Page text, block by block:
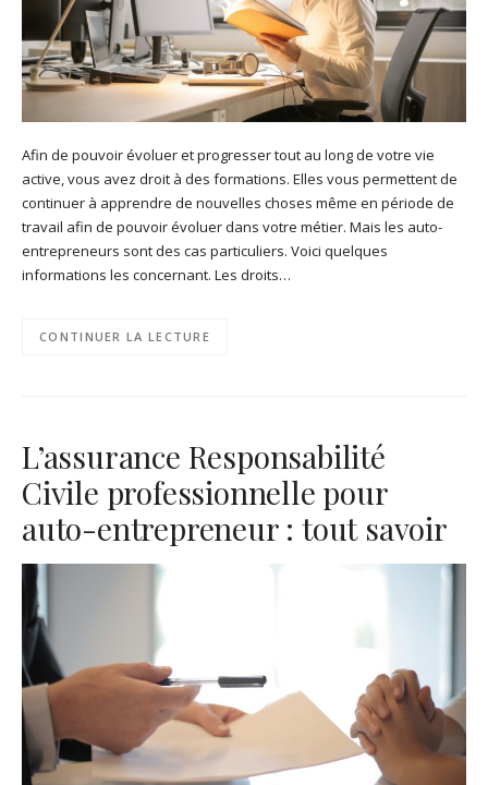
Afin de pouvoir évoluer et progresser tout au long de votre vie
active, vous avez droit à des formations. Elles vous permettent de
continuer à apprendre de nouvelles choses même en période de
travail afin de pouvoir évoluer dans votre métier. Mais les auto-
entrepreneurs sont des cas particuliers. Voici quelques
informations les concernant. Les droits…
CONTINUER LA LECTURE
L’assurance Responsabilité
Civile professionnelle pour
auto-entrepreneur : tout savoir